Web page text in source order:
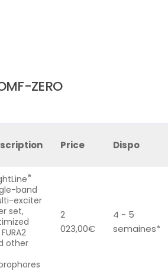
ZERO
Price Dispo
®
band
exciter
set,
other
2
023,00€
4 - 5
semaines*